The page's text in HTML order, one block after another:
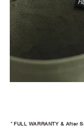
*FULL WARRANTY & After